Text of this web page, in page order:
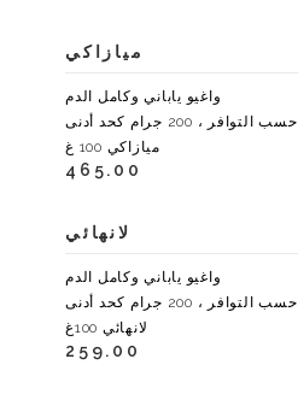
ميازاكي
واغيو ياباني وكامل الدم
حسب التوافر ، 200 جرام كحد أدنى
ميازاكي 100 غ
465.00
لانهائي
واغيو ياباني وكامل الدم
حسب التوافر ، 200 جرام كحد أدنى
لانهائي 100غ
259.00